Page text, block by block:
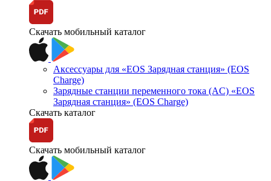
Скачать мобильный каталог
Аксессуары для «EOS Зарядная станция» (EOS
Charge)
Зарядные станции переменного тока (AC) «EOS
Зарядная станция» (EOS Charge)
Скачать каталог
Скачать мобильный каталог